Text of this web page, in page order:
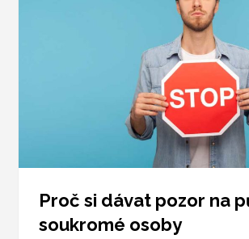
Proč si dávat pozor na
soukromé osoby